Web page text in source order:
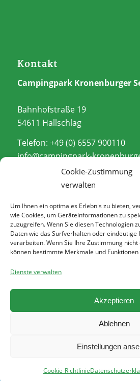
Cookie-Zustimmung
verwalten
Um Ihnen ein optimales Erlebnis zu bieten,
wie Cookies, um Geräteinformationen zu
zuzugreifen. Wenn Sie diesen Technologien
Daten wie das Surfverhalten oder eindeutige
verarbeiten. Wenn Sie Ihre Zustimmung
können bestimmte Merkmale und
Dienste verwalten
Akzeptieren
Ablehnen
Einstellungen
Cookie-Richtlinie
Kontakt
Campingpark Kronenburger
Bahnhofstraße 19
54611 Hallschlag
Telefon: +49 (0) 6557 900110
info@campingpark-
Rechtliches
Impressum
Cookie-Richtlinie
AGB
© Copyright 2025 - Campingpark